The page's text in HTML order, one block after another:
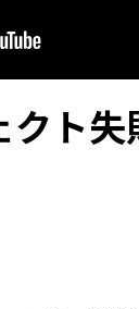
クト